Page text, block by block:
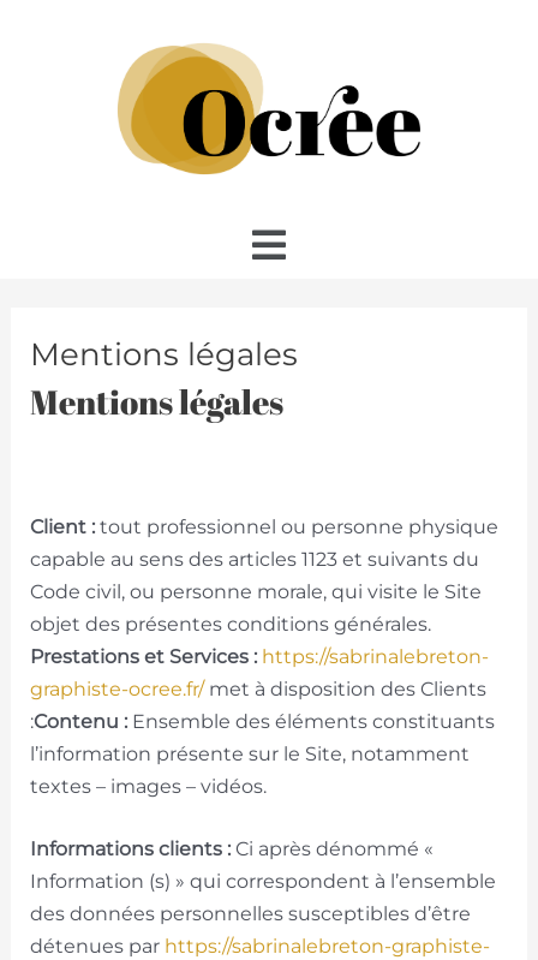
Menu
Mentions légales
Mentions légales
Client :tout professionnel ou personne physique
capable au sens des articles 1123 et suivants du
Code civil, ou personne morale, qui visite le Site
objet des présentes conditions générales.
Prestations et Services : https://sabrinalebreton-
graphiste-ocree.fr/met à disposition des Clients
:Contenu :Ensemble des éléments constituants
l’information présente sur le Site, notamment
textes – images – vidéos.
Informations clients :Ci après dénommé «
Information (s) » qui correspondent à l’ensemble
des données personnelles susceptibles d’être
détenues par https://sabrinalebreton-graphiste-